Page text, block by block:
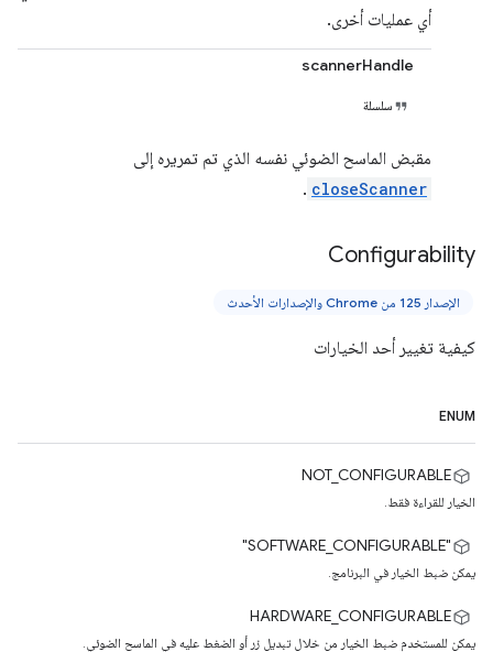
أي عمليات أخرى.
scannerHandle
سلسلة
مقبض الماسح الضوئي نفسه الذي تم تمريره إلى
closeScanner
.
Configurability
الإصدار 125 من Chrome والإصدارات الأحدث
كيفية تغيير أحد الخيارات
ENUM
NOT_CONFIGURABLE
الخيار للقراءة فقط.
"SOFTWARE_CONFIGURABLE"
يمكن ضبط الخيار في البرنامج.
HARDWARE_CONFIGURABLE
يمكن للمستخدم ضبط الخيار من خلال تبديل زر أو الضغط عليه في الماسح الضوئي.